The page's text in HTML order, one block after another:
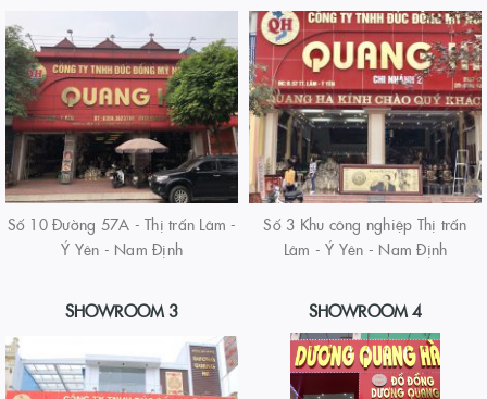
Số 10 Đường 57A - Thị trấn Lâm -
Ý Yên - Nam Định
Số 3 Khu công nghiệp Thị trấn
Lâm - Ý Yên - Nam Định
SHOWROOM 3 SHOWROOM 4